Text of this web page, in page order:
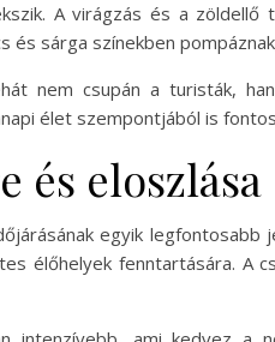
A virágzás és a
és sárga színekben
nem csupán a turisták,
élet szempontjából is
és eloszlása
egyik
élőhelyek fenntartására. A